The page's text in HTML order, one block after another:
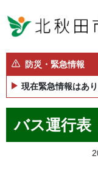
防災・緊急情報
現在緊急情報はあり
バス運行表